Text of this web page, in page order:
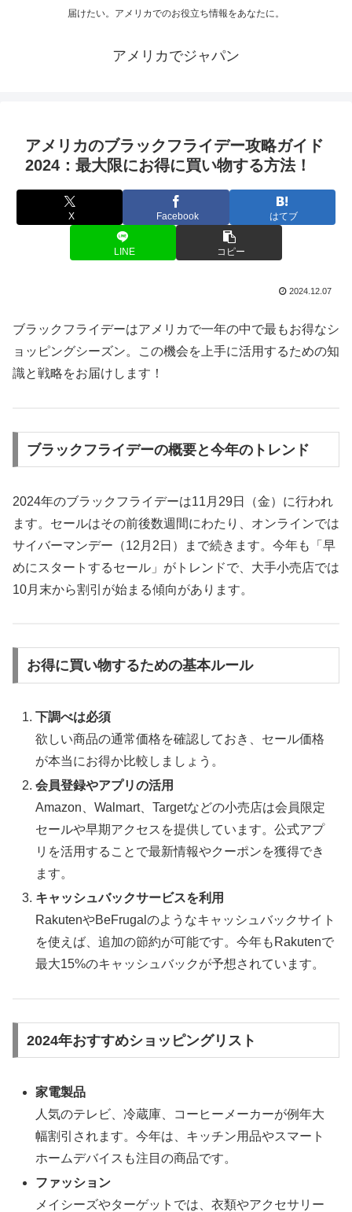
届けたい。アメリカでのお役立ち情報をあなたに。
アメリカでジャパン
アメリカのブラックフライデー攻略ガイド
2024：最大限にお得に買い物する方法！
X Facebook はてブ
LINE コピー
2024.12.07
ブラックフライデーはアメリカで一年の中で最もお得なシ
ョッピングシーズン。この機会を上手に活用するための知
識と戦略をお届けします！
ブラックフライデーの概要と今年のトレンド
2024年のブラックフライデーは11月29日（金）に行われ
ます。セールはその前後数週間にわたり、オンラインでは
サイバーマンデー（12月2日）まで続きます。今年も「早
めにスタートするセール」がトレンドで、大手小売店では
10月末から割引が始まる傾向があります。
お得に買い物するための基本ルール
下調べは必須
欲しい商品の通常価格を確認しておき、セール価格
が本当にお得か比較しましょう。
会員登録やアプリの活用
Amazon、Walmart、Targetなどの小売店は会員限定
セールや早期アクセスを提供しています。公式アプ
リを活用することで最新情報やクーポンを獲得でき
ます。
キャッシュバックサービスを利用
RakutenやBeFrugalのようなキャッシュバックサイト
を使えば、追加の節約が可能です。今年もRakutenで
最大15%のキャッシュバックが予想されています。
2024年おすすめショッピングリスト
家電製品
人気のテレビ、冷蔵庫、コーヒーメーカーが例年大
幅割引されます。今年は、キッチン用品やスマート
ホームデバイスも注目の商品です。
ファッション
メイシーズやターゲットでは、衣類やアクセサリー